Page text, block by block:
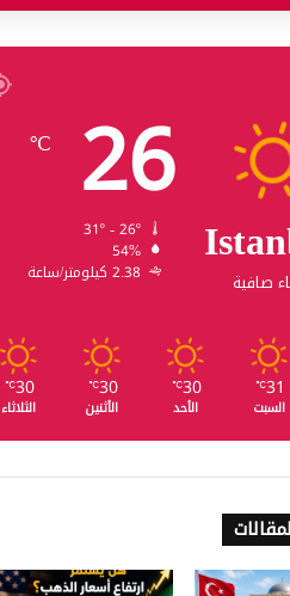
صافية
26
℃
54%
2.38 كيلومتر/ساعة
31
℃
السبت
30
℃
الأحد
30
℃
الأثنين
30
℃
الثلاثاء